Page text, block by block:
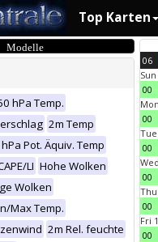
Top Karten
hPa Temp.
2m Temp
Pot. Äquiv. Temp
LI Hohe Wolken
Wolken
Max Temp.
2m Rel. feuchte
06
00
00
Tue
00
00
Thu
00
Fri
00